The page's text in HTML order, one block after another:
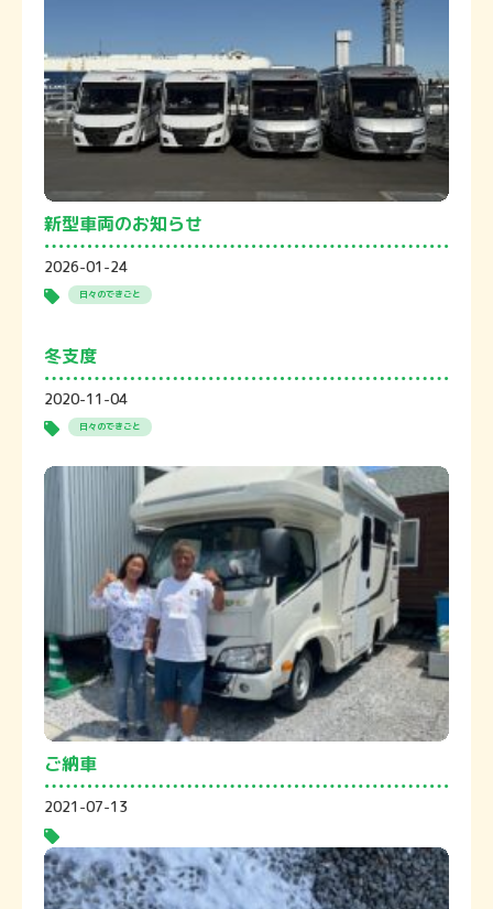
新型車両のお知らせ
2026-01-24
日々のできごと
冬支度
2020-11-04
日々のできごと
ご納車
2021-07-13